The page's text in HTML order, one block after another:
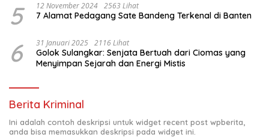
5 12 November 2024 2563 Lihat
7 Alamat Pedagang Sate Bandeng Terkenal di Banten
6 31 Januari 2025 2116 Lihat
Golok Sulangkar: Senjata Bertuah dari Ciomas yang
Menyimpan Sejarah dan Energi Mistis
Berita Kriminal
Ini adalah contoh deskripsi untuk widget recent post wpberita,
anda bisa memasukkan deskripsi pada widget ini.